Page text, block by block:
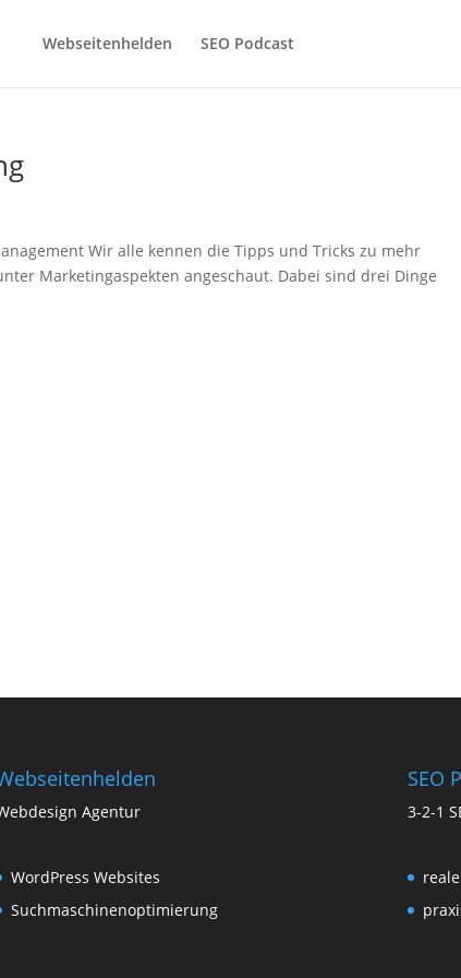
Webseitenhelden SEO Podcast
Wir alle kennen die Tipps und Tricks zu mehr
Marketingaspekten angeschaut. Dabei sind drei Dinge
Agentur
WordPress Websites
Suchmaschinenoptimierung
SEO
3-2-1